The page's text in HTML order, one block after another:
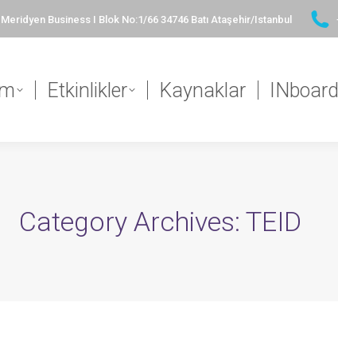
Business I Blok No:1/66 34746 Batı Ataşehir/Istanbul
Etkinlikler Kaynaklar INboard
Category Archives: TEID